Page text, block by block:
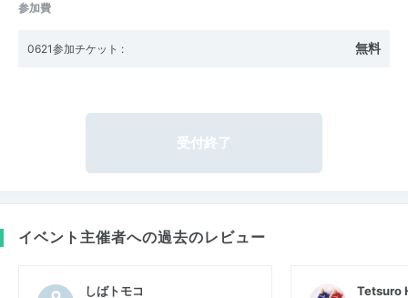
参加費
0621参加チケット : 無料
受付終了
イベント主催者への過去のレビュー
しばトモコ Tetsuro